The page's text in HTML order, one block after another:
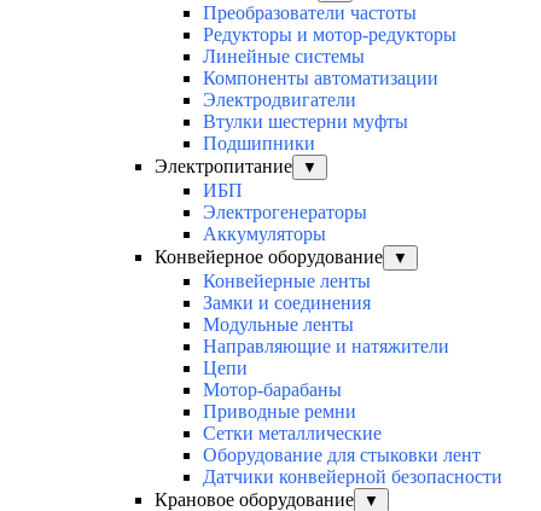
Преобразователи частоты
Редукторы и мотор-редукторы
Линейные системы
Компоненты автоматизации
Электродвигатели
Втулки шестерни муфты
Подшипники
Электропитание
▼
ИБП
Электрогенераторы
Аккумуляторы
Конвейерное оборудование
▼
Конвейерные ленты
Замки и соединения
Модульные ленты
Направляющие и натяжители
Цепи
Мотор-барабаны
Приводные ремни
Сетки металлические
Оборудование для стыковки лент
Датчики конвейерной безопасности
Крановое оборудование
▼